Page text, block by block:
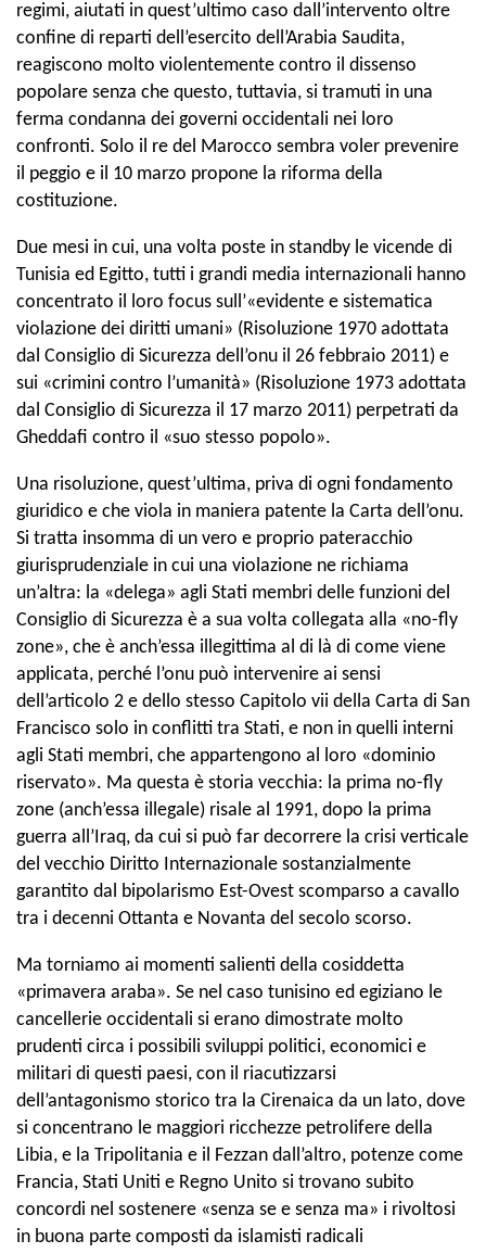
regimi, aiutati in quest’ultimo caso dall’intervento oltre
confine di reparti dell’esercito dell’Arabia Saudita,
reagiscono molto violentemente contro il dissenso
popolare senza che questo, tuttavia, si tramuti in una
ferma condanna dei governi occidentali nei loro
confronti. Solo il re del Marocco sembra voler prevenire
il peggio e il 10 marzo propone la riforma della
costituzione.
Due mesi in cui, una volta poste in standby le vicende di
Tunisia ed Egitto, tutti i grandi media internazionali hanno
concentrato il loro focus sull’«evidente e sistematica
violazione dei diritti umani» (Risoluzione 1970 adottata
dal Consiglio di Sicurezza dell’onu il 26 febbraio 2011) e
sui «crimini contro l’umanità» (Risoluzione 1973 adottata
dal Consiglio di Sicurezza il 17 marzo 2011) perpetrati da
Gheddafi contro il «suo stesso popolo».
Una risoluzione, quest’ultima, priva di ogni fondamento
giuridico e che viola in maniera patente la Carta dell’onu.
Si tratta insomma di un vero e proprio pateracchio
giurisprudenziale in cui una violazione ne richiama
un’altra: la «delega» agli Stati membri delle funzioni del
Consiglio di Sicurezza è a sua volta collegata alla «no-fly
zone», che è anch’essa illegittima al di là di come viene
applicata, perché l’onu può intervenire ai sensi
dell’articolo 2 e dello stesso Capitolo vii della Carta di San
Francisco solo in conflitti tra Stati, e non in quelli interni
agli Stati membri, che appartengono al loro «dominio
riservato». Ma questa è storia vecchia: la prima no-fly
zone (anch’essa illegale) risale al 1991, dopo la prima
guerra all’Iraq, da cui si può far decorrere la crisi verticale
del vecchio Diritto Internazionale sostanzialmente
garantito dal bipolarismo Est-Ovest scomparso a cavallo
tra i decenni Ottanta e Novanta del secolo scorso.
Ma torniamo ai momenti salienti della cosiddetta
«primavera araba». Se nel caso tunisino ed egiziano le
cancellerie occidentali si erano dimostrate molto
prudenti circa i possibili sviluppi politici, economici e
militari di questi paesi, con il riacutizzarsi
dell’antagonismo storico tra la Cirenaica da un lato, dove
si concentrano le maggiori ricchezze petrolifere della
Libia, e la Tripolitania e il Fezzan dall’altro, potenze come
Francia, Stati Uniti e Regno Unito si trovano subito
concordi nel sostenere «senza se e senza ma» i rivoltosi
in buona parte composti da islamisti radicali